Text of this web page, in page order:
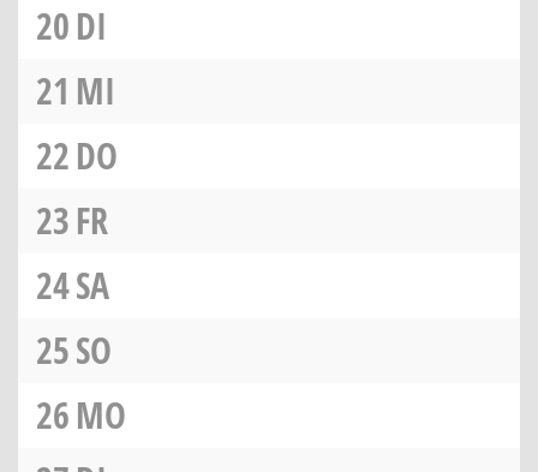
20DI
21 MI
22DO
23FR
24SA
25SO
26MO